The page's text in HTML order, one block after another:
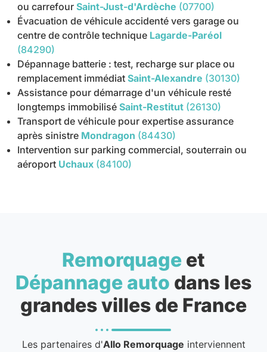
ou carrefour Saint-Just-d'Ardèche (07700)
Évacuation de véhicule accidenté vers garage ou
centre de contrôle technique Lagarde-Paréol
(84290)
Dépannage batterie : test, recharge sur place ou
remplacement immédiat Saint-Alexandre (30130)
Assistance pour démarrage d'un véhicule resté
longtemps immobilisé Saint-Restitut (26130)
Transport de véhicule pour expertise assurance
après sinistre Mondragon (84430)
Intervention sur parking commercial, souterrain ou
aéroport Uchaux (84100)
Remorquage et
Dépannage auto dans les
grandes villes de France
Les partenaires d'Allo Remorquage interviennent